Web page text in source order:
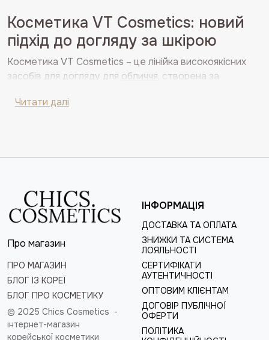
Косметика VT Cosmetics: новий
підхід до догляду за шкірою
Косметика VT Cosmetics – це лінійка високоякісних
засобів для догляду для обличчя , створена за
бренд поєднує в собі натуральні компоненти, наукові
Продукція бренду підходить для різних типів шкіри та
враховує індивідуальні потреби кожного користувача,
що робить її популярною серед поціновувачів краси по
Корейська косметика VT
Cosmetics: головні переваги
Читати далі
Про магазин
ПРО МАГАЗИН
БЛОГ ІЗ КОРЕЇ
БЛОГ ПРО КОСМЕТИКУ
© 2025 Chics Cosmetics -
інтернет-магазин
корейської косметики
ІНФОРМАЦІЯ
ДОСТАВКА ТА ОПЛАТА
ЗНИЖКИ ТА СИСТЕМА
ЛОЯЛЬНОСТІ
СЕРТИФІКАТИ
АУТЕНТИЧНОСТІ
ОПТОВИМ КЛІЄНТАМ
ДОГОВІР ПУБЛІЧНОЇ
ОФЕРТИ
ПОЛІТИКА